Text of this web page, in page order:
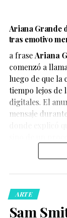
En el clip,
observa a
un beso, una
material oficial
miles de
El video
comentarios y
Ariana Grande
tras emotivo
a fraseAriana
comenzó a
luego de que la
tiempo lejos de
digitales. El
mensaje
ARTE
Sam